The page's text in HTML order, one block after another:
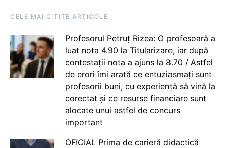
CELE MAI CITITE ARTICOLE
Profesorul Petruț Rizea: O profesoară a
luat nota 4.90 la Titularizare, iar după
contestații nota a ajuns la 8.70 / Astfel
de erori îmi arată ce entuziasmați sunt
profesorii buni, cu experiență să vină la
corectat și ce resurse financiare sunt
alocate unui astfel de concurs
important
OFICIAL Prima de carieră didactică